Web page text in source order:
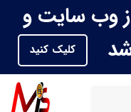
وب سایت و
کلیک کنید